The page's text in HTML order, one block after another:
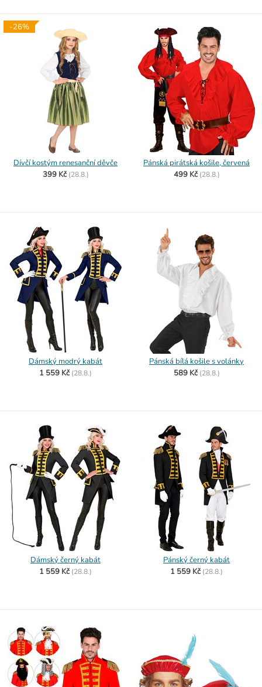
-26%
Dívčí kostým renesanční děvče
399 Kč (28.8.)
Pánská pirátská košile, červená
499 Kč (28.8.)
Dámský modrý kabát
1 559 Kč (28.8.)
Pánská bílá košile s volánky
589 Kč (28.8.)
Dámský černý kabát
1 559 Kč (28.8.)
Pánský černý kabát
1 559 Kč (28.8.)